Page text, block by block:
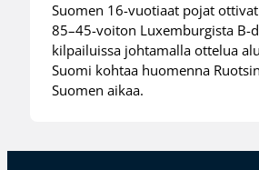
Suomen 16-vuotiaat pojat
85–45-voiton Luxemburgista B-
kilpailuissa johtamalla ottelua
Suomi kohtaa huomenna
Suomen aikaa.